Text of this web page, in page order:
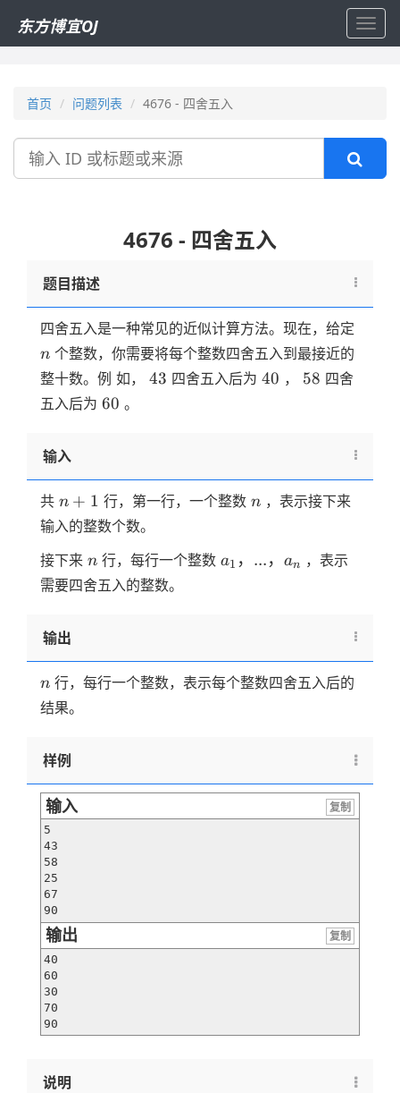
东方博宜OJ
首页 问题列表 4676 - 四舍五入
搜
4676 - 四舍五入
题目描述
四舍五入是一种常见的近似计算方法。现在，给定
n 个整数，你需要将每个整数四舍五入到最接近的
整十数。例 如， 43
43 四舍五入后为 40
40 ， 58
58 四舍
五入后为 60
60 。
输入
共 n+1
n + 1 行，第一行，一个整数 n
n，表示接下来
输入的整数个数。
接下来 n
n 行，每行一个整数 a_1，...，
a1 ， ...， an
，表示
需要四舍五入的整数。
输出
n
n 行，每行一个整数，表示每个整数四舍五入后的
结果。
样例
输入
复制
5
43
58
25
67
90
输出
复制
40
60
30
70
90
说明